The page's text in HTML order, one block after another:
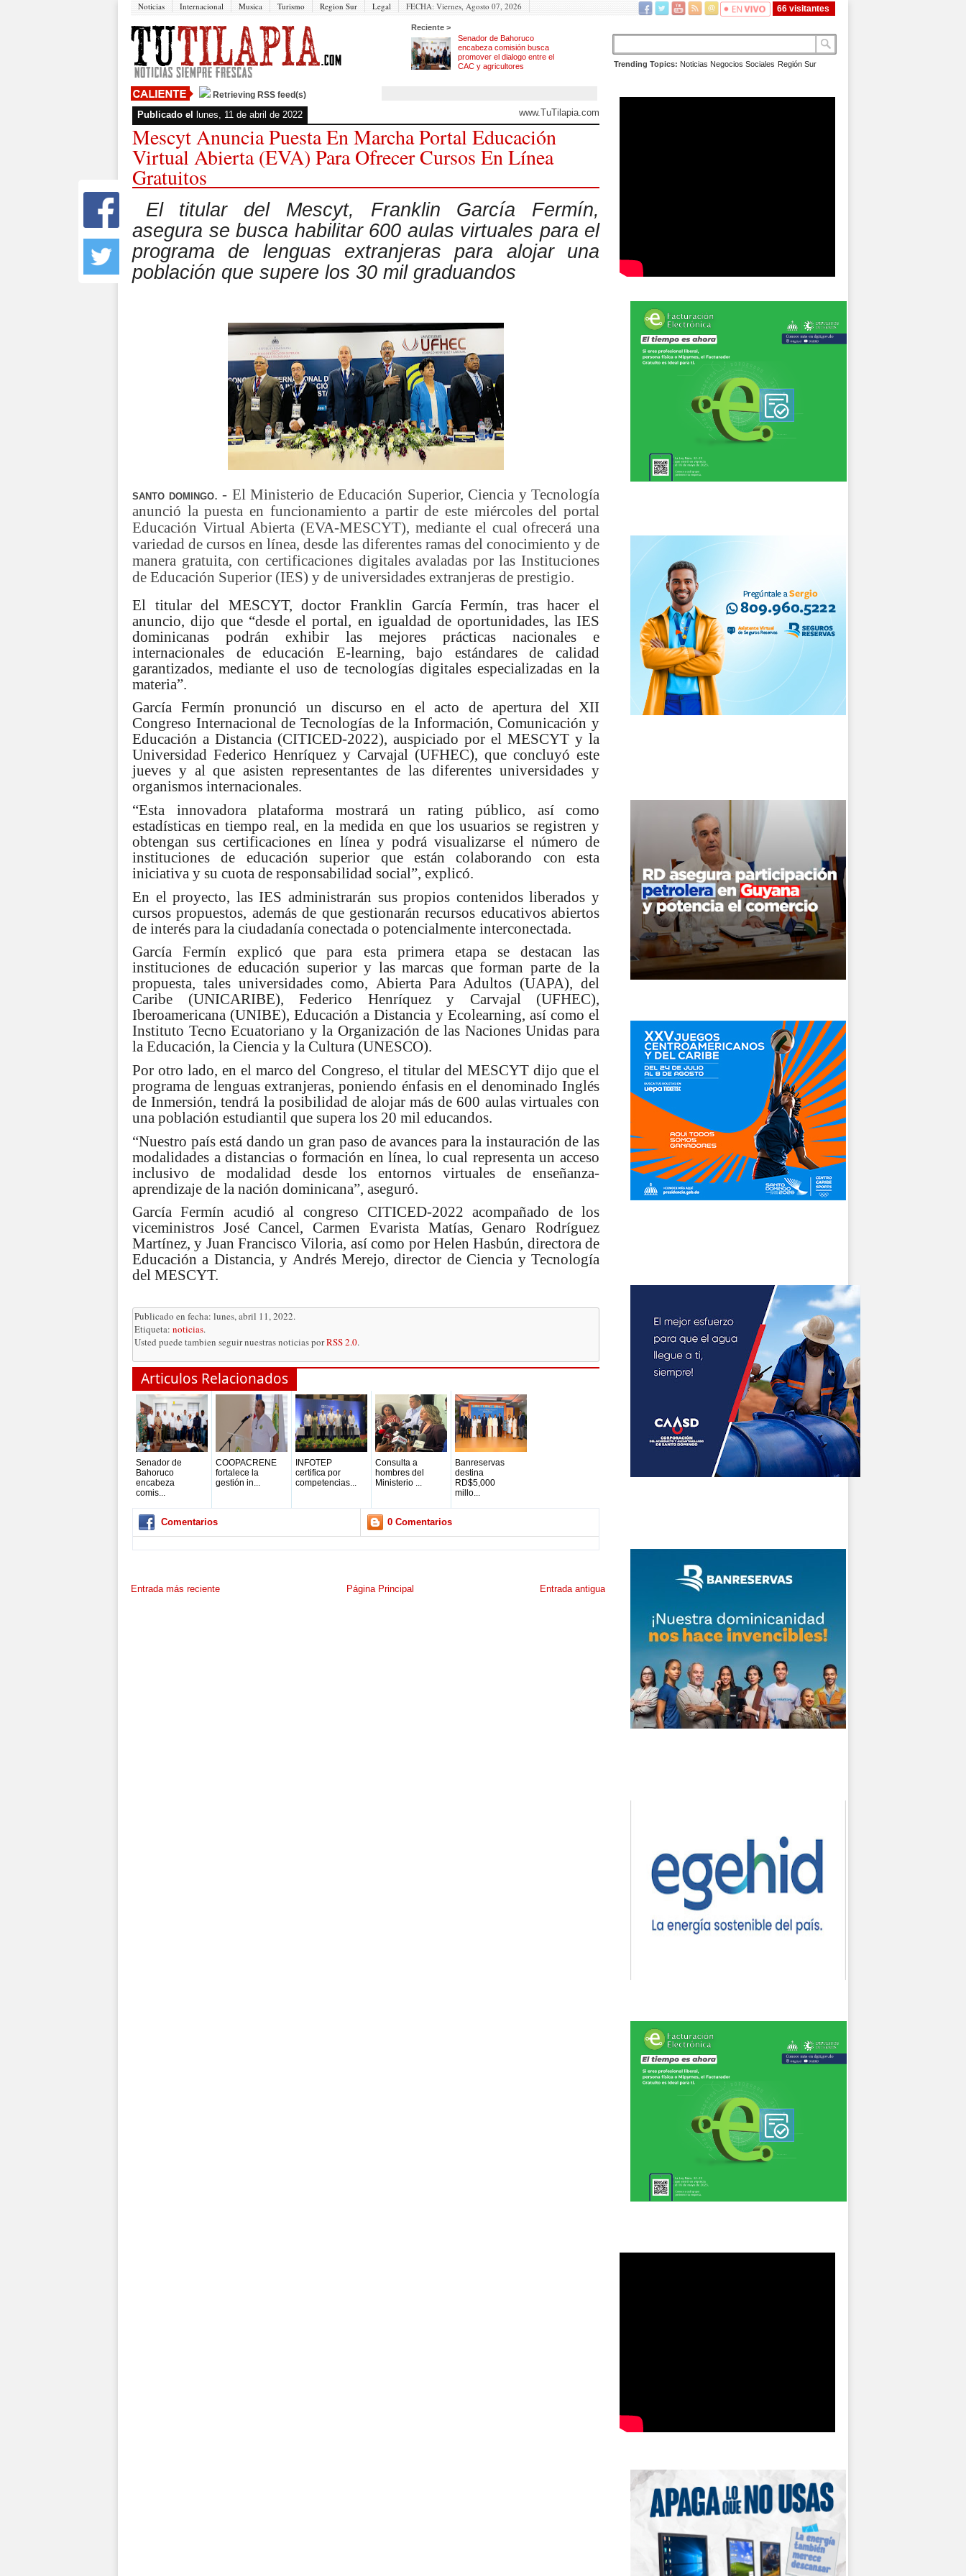
Noticias Internacional Musica Turismo Region Sur Legal FECHA: Viernes, Agosto 07, 2026 66 visitantes
Reciente >
Senador de Bahoruco
encabeza comisión busca
promover el dialogo entre el
CAC y agricultores
Trending Topics: Noticias Negocios Sociales Región Sur
Retrieving RSS feed(s)
Publicado el lunes, 11 de abril de 2022 www.TuTilapia.com
Mescyt Anuncia Puesta En Marcha Portal Educación
Virtual Abierta (EVA) Para Ofrecer Cursos En Línea
Gratuitos
El titular del Mescyt, Franklin García Fermín,
asegura se busca habilitar 600 aulas virtuales para el
programa de lenguas extranjeras para alojar una
población que supere los 30 mil graduandos
SANTO DOMINGO. - El Ministerio de Educación Superior, Ciencia y Tecnología
anunció la puesta en funcionamiento a partir de este miércoles del portal
Educación Virtual Abierta (EVA-MESCYT), mediante el cual ofrecerá una
variedad de cursos en línea, desde las diferentes ramas del conocimiento y de
manera gratuita, con certificaciones digitales avaladas por las Instituciones
de Educación Superior (IES) y de universidades extranjeras de prestigio.
El titular del MESCYT, doctor Franklin García Fermín, tras hacer el
anuncio, dijo que “desde el portal, en igualdad de oportunidades, las IES
dominicanas podrán exhibir las mejores prácticas nacionales e
internacionales de educación E-learning, bajo estándares de calidad
garantizados, mediante el uso de tecnologías digitales especializadas en la
materia”.
García Fermín pronunció un discurso en el acto de apertura del XII
Congreso Internacional de Tecnologías de la Información, Comunicación y
Educación a Distancia (CITICED-2022), auspiciado por el MESCYT y la
Universidad Federico Henríquez y Carvajal (UFHEC), que concluyó este
jueves y al que asisten representantes de las diferentes universidades y
organismos internacionales.
“Esta innovadora plataforma mostrará un rating público, así como
estadísticas en tiempo real, en la medida en que los usuarios se registren y
obtengan sus certificaciones en línea y podrá visualizarse el número de
instituciones de educación superior que están colaborando con esta
iniciativa y su cuota de responsabilidad social”, explicó.
En el proyecto, las IES administrarán sus propios contenidos liberados y
cursos propuestos, además de que gestionarán recursos educativos abiertos
de interés para la ciudadanía conectada o potencialmente interconectada.
García Fermín explicó que para esta primera etapa se destacan las
instituciones de educación superior y las marcas que forman parte de la
propuesta, tales universidades como, Abierta Para Adultos (UAPA), del
Caribe (UNICARIBE), Federico Henríquez y Carvajal (UFHEC),
Iberoamericana (UNIBE), Educación a Distancia y Ecolearning, así como el
Instituto Tecno Ecuatoriano y la Organización de las Naciones Unidas para
la Educación, la Ciencia y la Cultura (UNESCO).
Por otro lado, en el marco del Congreso, el titular del MESCYT dijo que el
programa de lenguas extranjeras, poniendo énfasis en el denominado Inglés
de Inmersión, tendrá la posibilidad de alojar más de 600 aulas virtuales con
una población estudiantil que supera los 20 mil educandos.
“Nuestro país está dando un gran paso de avances para la instauración de las
modalidades a distancias o formación en línea, lo cual representa un acceso
inclusivo de modalidad desde los entornos virtuales de enseñanza-
aprendizaje de la nación dominicana”, aseguró.
García Fermín acudió al congreso CITICED-2022 acompañado de los
viceministros José Cancel, Carmen Evarista Matías, Genaro Rodríguez
Martínez, y Juan Francisco Viloria, así como por Helen Hasbún, directora de
Educación a Distancia, y Andrés Merejo, director de Ciencia y Tecnología
del MESCYT.
Publicado en fecha: lunes, abril 11, 2022.
Etiqueta: noticias.
Usted puede tambien seguir nuestras noticias porRSS 2.0.
Articulos Relacionados
Senador de
Bahoruco
encabeza
comis...
COOPACRENE
fortalece la
gestión in...
INFOTEP
certifica por
competencias...
Consulta a
hombres del
Ministerio ...
Banreservas
destina
RD$5,000
millo...
Comentarios 0 Comentarios
Entrada más reciente Entrada antigua
Página Principal